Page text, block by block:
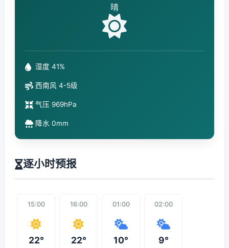
晴
湿度 41%
西南风 4-5级
气压 969hPa
降水 0mm
逐小时预报
15:00
22°
16:00
22°
01:00
10°
02:00
9°